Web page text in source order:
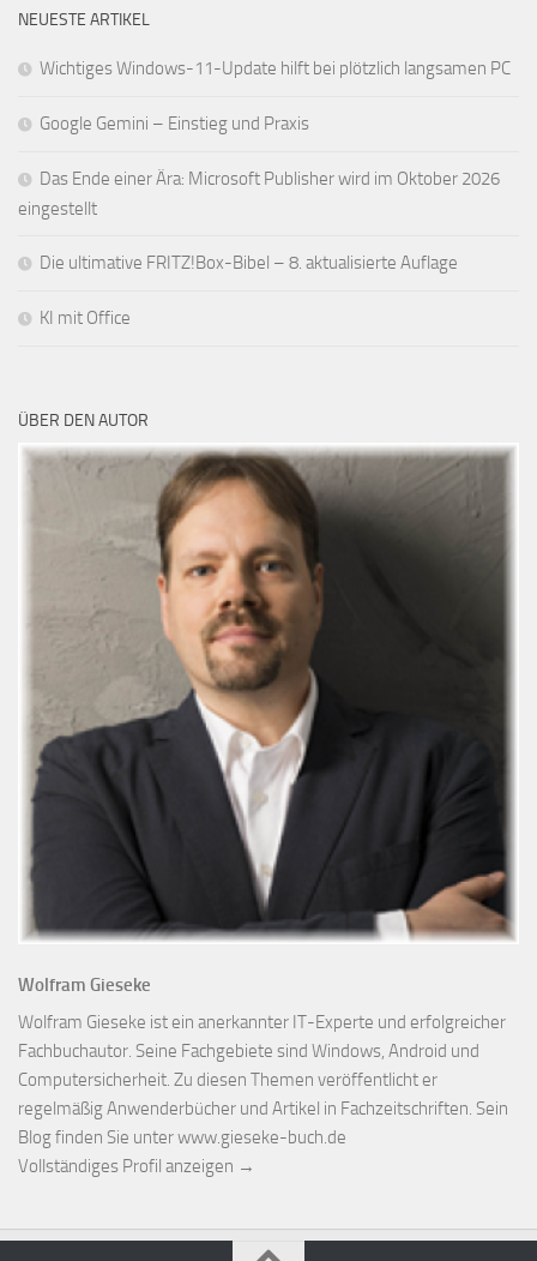
NEUESTE ARTIKEL
Wichtiges Windows-11-Update hilft bei plötzlich langsamen PC
Google Gemini – Einstieg und Praxis
Das Ende einer Ära: Microsoft Publisher wird im Oktober 2026
eingestellt
Die ultimative FRITZ!Box-Bibel – 8. aktualisierte Auflage
KI mit Office
ÜBER DEN AUTOR
Wolfram Gieseke
Wolfram Gieseke ist ein anerkannter IT-Experte und erfolgreicher
Fachbuchautor. Seine Fachgebiete sind Windows, Android und
Computersicherheit. Zu diesen Themen veröffentlicht er
regelmäßig Anwenderbücher und Artikel in Fachzeitschriften. Sein
Blog finden Sie unter www.gieseke-buch.de
Vollständiges Profil anzeigen →